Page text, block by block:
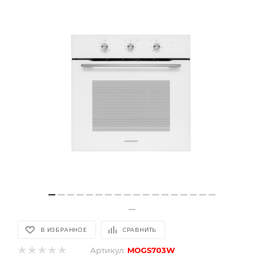
В ИЗБРАННОЕ СРАВНИТЬ
Артикул: MOGS703W